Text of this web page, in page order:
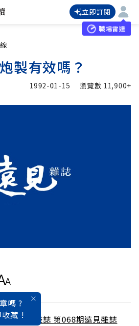
立即訂閱
職場雷達
製有效嗎？
1992-01-15 瀏覽數 11,900+
嗎 ?
藏 !
/ 2月號雜誌 第068期遠見雜誌